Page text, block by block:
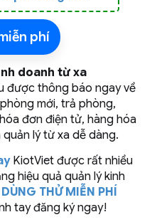
phí
doanh từ xa
được thông báo ngay về
mới, trả phòng,
đơn điện tử, hàng hóa
lý từ xa dễ dàng.
KiotViet được rất nhiều
hiệu quả quản lý kinh
DÙNG THỬ MIỄN PHÍ
tay đăng ký ngay!